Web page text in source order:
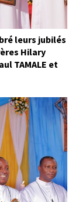
leurs jubilés
Hilary
TAMALE et